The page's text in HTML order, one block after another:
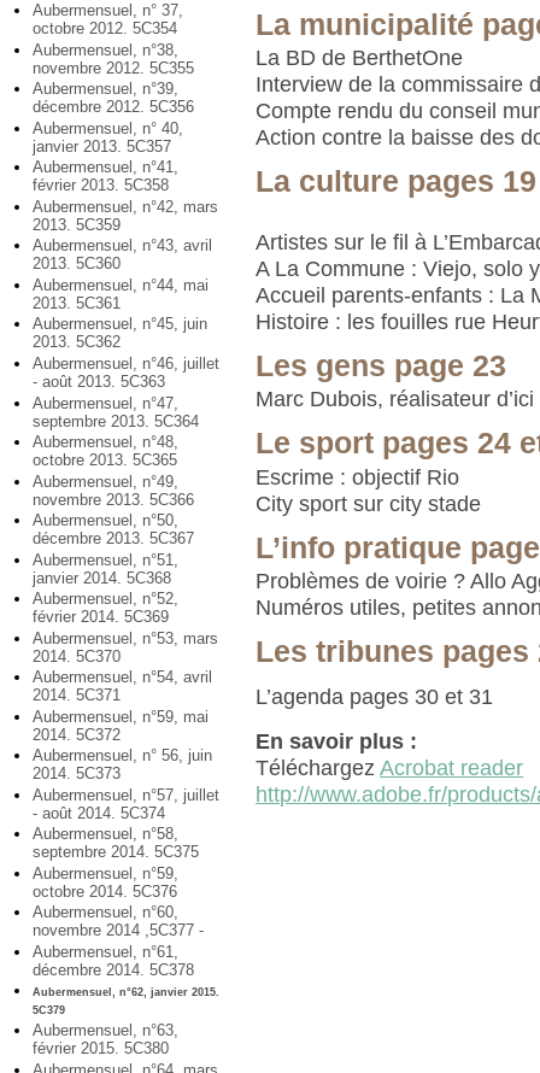
Aubermensuel, n° 37,
octobre 2012. 5C354
Aubermensuel, n°38,
novembre 2012. 5C355
Aubermensuel, n°39,
décembre 2012. 5C356
Aubermensuel, n° 40,
janvier 2013. 5C357
Aubermensuel, n°41,
février 2013. 5C358
Aubermensuel, n°42, mars
2013. 5C359
Aubermensuel, n°43, avril
2013. 5C360
Aubermensuel, n°44, mai
2013. 5C361
Aubermensuel, n°45, juin
2013. 5C362
Aubermensuel, n°46, juillet
- août 2013. 5C363
Aubermensuel, n°47,
septembre 2013. 5C364
Aubermensuel, n°48,
octobre 2013. 5C365
Aubermensuel, n°49,
novembre 2013. 5C366
Aubermensuel, n°50,
décembre 2013. 5C367
Aubermensuel, n°51,
janvier 2014. 5C368
Aubermensuel, n°52,
février 2014. 5C369
Aubermensuel, n°53, mars
2014. 5C370
Aubermensuel, n°54, avril
2014. 5C371
Aubermensuel, n°59, mai
2014. 5C372
Aubermensuel, n° 56, juin
2014. 5C373
Aubermensuel, n°57, juillet
- août 2014. 5C374
Aubermensuel, n°58,
septembre 2014. 5C375
Aubermensuel, n°59,
octobre 2014. 5C376
Aubermensuel, n°60,
novembre 2014 ,5C377 -
Aubermensuel, n°61,
décembre 2014. 5C378
Aubermensuel, n°62, janvier 2015.
5C379
Aubermensuel, n°63,
février 2015. 5C380
La municipalité
La BD de BerthetOne
Interview de la commissaire
Compte rendu du conseil
Action contre la baisse des
La culture pages
Artistes sur le fil à
A La Commune : Viejo, solo
Accueil parents-enfants : La
Histoire : les fouilles rue
Les gens page 23
Marc Dubois, réalisateur d’ici
Le sport pages 24
Escrime : objectif Rio
City sport sur city stade
L’info pratique
Problèmes de voirie ? Allo
Numéros utiles, petites
Les tribunes pages
L’agenda pages 30 et 31
En savoir plus :
TéléchargezAcrobat reader
http://www.adobe.fr/